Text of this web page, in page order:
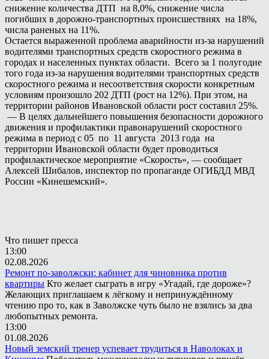
снижение количества ДТП на 8,0%, снижение числа
погибших в дорожно-транспортных происшествиях на 18%,
числа раненых на 11%.
Остается выраженной проблема аварийности из-за нарушений
водителями транспортных средств скоростного режима в
городах и населенных пунктах области. Всего за 1 полугодие
того года из-за нарушения водителями транспортных средств
скоростного режима и несоответствия скорости конкретным
условиям произошло 202 ДТП (рост на 12%). При этом, на
территории районов Ивановской области рост составил 25%.
— В целях дальнейшего повышения безопасности дорожного
движения и профилактики правонарушений скоростного
режима в период с 05 по 11 августа 2013 года на
территории Ивановской области будет проводиться
профилактическое мероприятие «Скорость», — сообщает
Алексей Шибалов, инспектор по пропаганде ОГИБДД МВД
России «Кинешемский».
Что пишет пресса
13:00
02.08.2026
Ремонт по-заволжски: кабинет для чиновника против
квартиры Кто желает сыграть в игру «Угадай, где дороже»?
Желающих приглашаем к лёгкому и непринуждённому
чтению про то, как в Заволжске чуть было не взялись за два
любопытных ремонта.
13:00
01.08.2026
Новый земский тренер успевает трудиться в Наволоках и